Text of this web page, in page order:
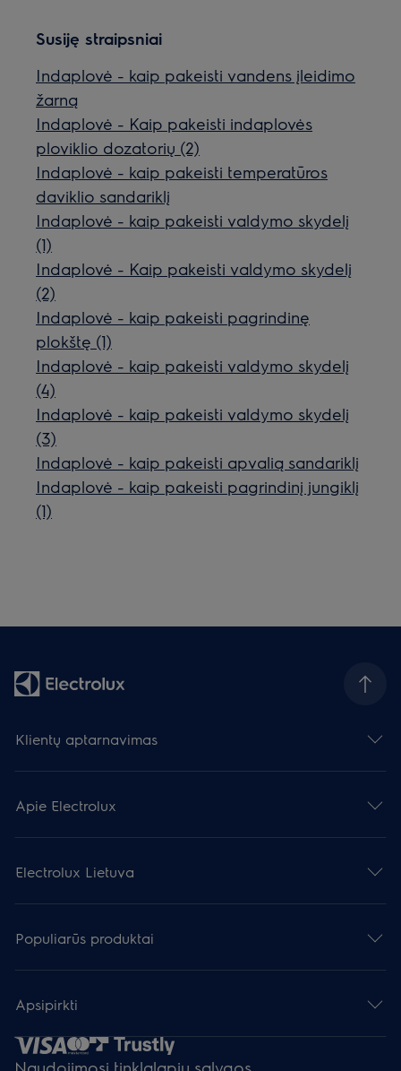
Susiję straipsniai
Indaplovė - kaip pakeisti vandens įleidimo
žarną
Indaplovė - Kaip pakeisti indaplovės
ploviklio dozatorių (2)
Indaplovė - kaip pakeisti temperatūros
daviklio sandariklį
Indaplovė - kaip pakeisti valdymo skydelį
(1)
Indaplovė - Kaip pakeisti valdymo skydelį
(2)
Indaplovė - kaip pakeisti pagrindinę
plokštę (1)
Indaplovė - kaip pakeisti valdymo skydelį
(4)
Indaplovė - kaip pakeisti valdymo skydelį
(3)
Indaplovė - kaip pakeisti apvalią sandariklį
Indaplovė - kaip pakeisti pagrindinį jungiklį
(1)
Klientų aptarnavimas
Apie Electrolux
Electrolux Lietuva
Populiarūs produktai
Apsipirkti